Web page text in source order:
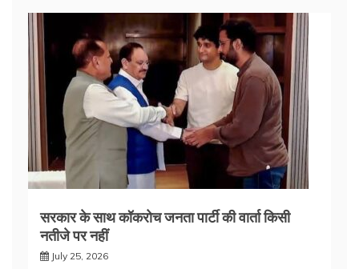
सरकार के साथ कॉकरोच जनता पार्टी की वार्ता किसी
नतीजे पर नहीं
July 25, 2026